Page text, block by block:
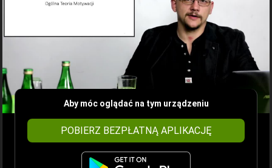
Aby móc oglądać na tym urządzeniu
POBIERZ BEZPŁATNĄ APLIKACJĘ